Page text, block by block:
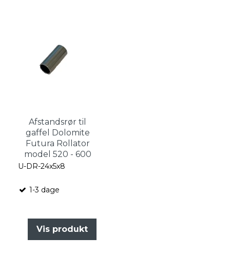
Afstandsrør til
gaffel Dolomite
Futura Rollator
model 520 - 600
U-DR-24x5x8
1-3 dage
Vis produkt